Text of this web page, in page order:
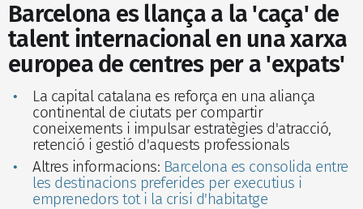
Barcelona es llança a la 'caça' de
talent internacional en una xarxa
europea de centres per a 'expats'
La capital catalana es reforça en una aliança
continental de ciutats per compartir
coneixements i impulsar estratègies d'atracció,
retenció i gestió d'aquests professionals
Altres informacions: Barcelona es consolida entre
les destinacions preferides per executius i
emprenedors tot i la crisi d'habitatge